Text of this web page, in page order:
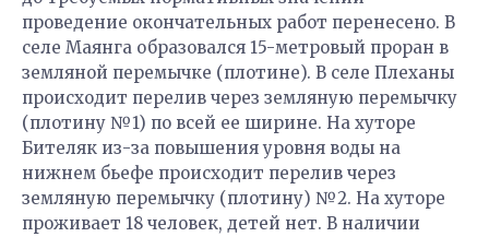
проведение окончательных работ перенесено. В
селе Маянга образовался 15-метровый проран в
земляной перемычке (плотине). В селе Плеханы
происходит перелив через земляную перемычку
(плотину №1) по всей ее ширине. На хуторе
Бителяк из-за повышения уровня воды на
нижнем бьефе происходит перелив через
земляную перемычку (плотину) №2. На хуторе
проживает 18 человек, детей нет. В наличии